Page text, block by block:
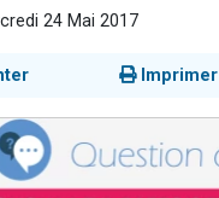
24 Mai 2017
Imprimer